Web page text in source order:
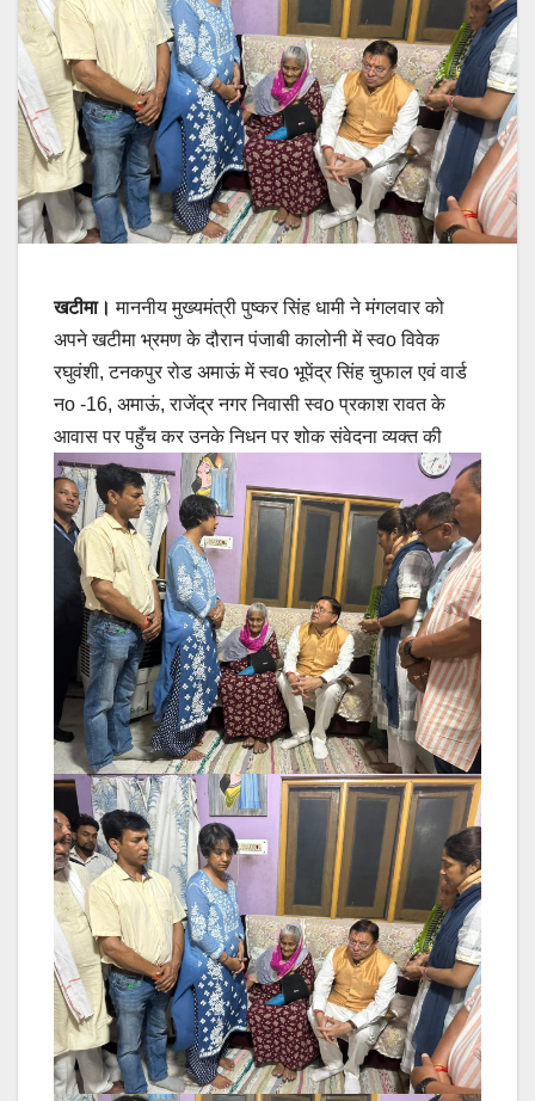
खटीमा। माननीय मुख्यमंत्री पुष्कर सिंह धामी ने मंगलवार को
अपने खटीमा भ्रमण के दौरान पंजाबी कालोनी में स्वo विवेक
रघुवंशी, टनकपुर रोड अमाऊं में स्वo भूपेंद्र सिंह चुफाल एवं वार्ड
नo -16, अमाऊं, राजेंद्र नगर निवासी स्वo प्रकाश रावत के
आवास पर पहुँच कर उनके निधन पर शोक संवेदना व्यक्त की